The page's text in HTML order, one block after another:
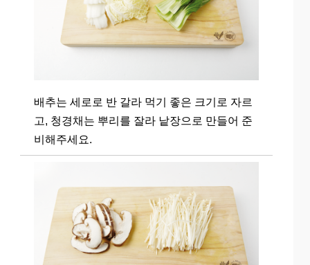
배추는 세로로 반 갈라 먹기 좋은 크기로 자르
고, 청경채는 뿌리를 잘라 낱장으로 만들어 준
비해주세요.